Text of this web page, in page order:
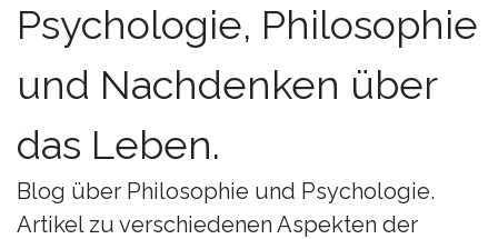
Psychologie, Philosophie
und Nachdenken über
das Leben.
Blog über Philosophie und Psychologie.
Artikel zu verschiedenen Aspekten der